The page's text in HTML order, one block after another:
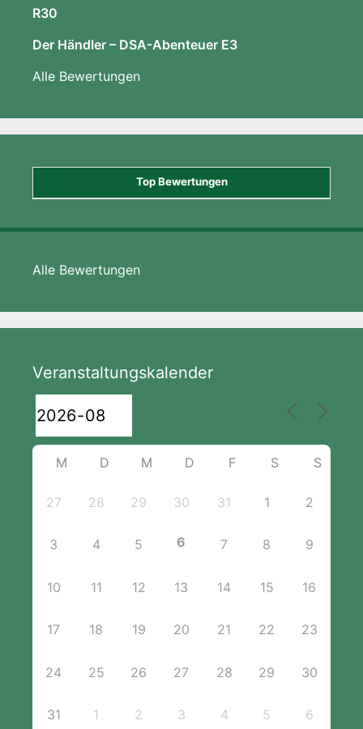
R30
Der Händler – DSA-Abenteuer E3
Alle Bewertungen
Top Bewertungen
Alle Bewertungen
Veranstaltungskalender
M D M D F S S
27 28 29 30 31 1 2
3 4 5 6 7 8 9
10 11 12 13 14 15 16
17 18 19 20 21 22 23
24 25 26 27 28 29 30
31 1 2 3 4 5 6